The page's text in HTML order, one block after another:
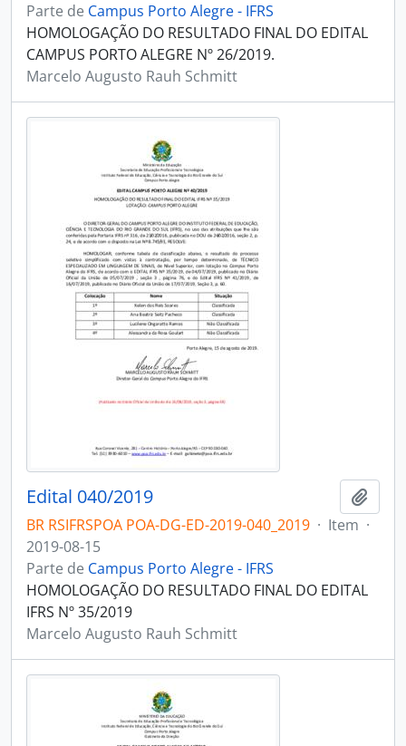
Parte de Campus Porto Alegre - IFRS
HOMOLOGAÇÃO DO RESULTADO FINAL DO EDITAL
CAMPUS PORTO ALEGRE Nº 26/2019.
Marcelo Augusto Rauh Schmitt
Edital 040/2019
BR RSIFRSPOA POA-DG-ED-2019-040_2019 · Item ·
2019-08-15
Parte de Campus Porto Alegre - IFRS
HOMOLOGAÇÃO DO RESULTADO FINAL DO EDITAL
IFRS Nº 35/2019
Marcelo Augusto Rauh Schmitt